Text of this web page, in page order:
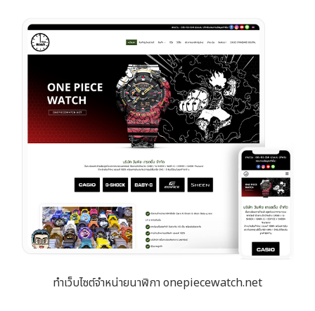
ทำเว็บไซต์จำหน่ายนาฬิกา onepiecewatch.net